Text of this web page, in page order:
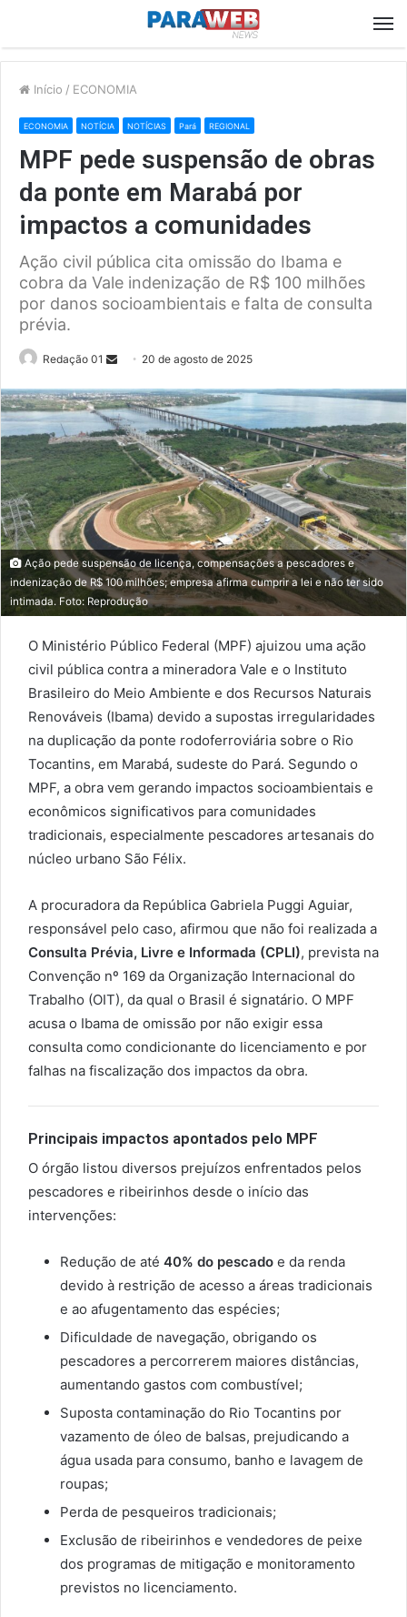
Início / ECONOMIA
ECONOMIA NOTÍCIA NOTÍCIAS Pará REGIONAL
MPF pede suspensão de obras
da ponte em Marabá por
impactos a comunidades
Ação civil pública cita omissão do Ibama e
cobra da Vale indenização de R$ 100 milhões
por danos socioambientais e falta de consulta
prévia.
Redação 01
Send
email
20 de agosto de 2025
Ação pede suspensão de licença, compensações a pescadores e
indenização de R$ 100 milhões; empresa afirma cumprir a lei e não ter sido
intimada. Foto: Reprodução
O Ministério Público Federal (MPF) ajuizou uma ação
civil pública contra a mineradora Vale e o Instituto
Brasileiro do Meio Ambiente e dos Recursos Naturais
Renováveis (Ibama) devido a supostas irregularidades
na duplicação da ponte rodoferroviária sobre o Rio
Tocantins, em Marabá, sudeste do Pará. Segundo o
MPF, a obra vem gerando impactos socioambientais e
econômicos significativos para comunidades
tradicionais, especialmente pescadores artesanais do
núcleo urbano São Félix.
A procuradora da República Gabriela Puggi Aguiar,
responsável pelo caso, afirmou que não foi realizada a
Consulta Prévia, Livre e Informada (CPLI), prevista na
Convenção nº 169 da Organização Internacional do
Trabalho (OIT), da qual o Brasil é signatário. O MPF
acusa o Ibama de omissão por não exigir essa
consulta como condicionante do licenciamento e por
falhas na fiscalização dos impactos da obra.
Principais impactos apontados pelo MPF
O órgão listou diversos prejuízos enfrentados pelos
pescadores e ribeirinhos desde o início das
intervenções:
Redução de até 40% do pescado e da renda
devido à restrição de acesso a áreas tradicionais
e ao afugentamento das espécies;
Dificuldade de navegação, obrigando os
pescadores a percorrerem maiores distâncias,
aumentando gastos com combustível;
Suposta contaminação do Rio Tocantins por
vazamento de óleo de balsas, prejudicando a
água usada para consumo, banho e lavagem de
roupas;
Perda de pesqueiros tradicionais;
Exclusão de ribeirinhos e vendedores de peixe
dos programas de mitigação e monitoramento
previstos no licenciamento.